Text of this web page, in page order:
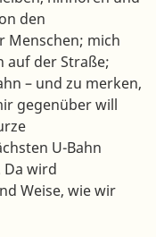
den
Menschen; mich
auf der Straße;
– und zu merken,
gegenüber will
U-Bahn
wird
Weise, wie wir